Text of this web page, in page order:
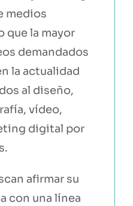
medios
que la mayor
demandados
la actualidad
al diseño,
vídeo,
digital por
afirmar su
con una línea